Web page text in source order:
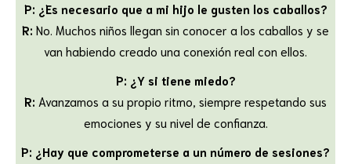
P: ¿Es necesario que a mi hijo le gusten los caballos?
R: No. Muchos niños llegan sin conocer a los caballos y se
van habiendo creado una conexión real con ellos.
P: ¿Y si tiene miedo?
R: Avanzamos a su propio ritmo, siempre respetando sus
emociones y su nivel de confianza.
P: ¿Hay que comprometerse a un número de sesiones?